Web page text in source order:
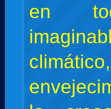
en